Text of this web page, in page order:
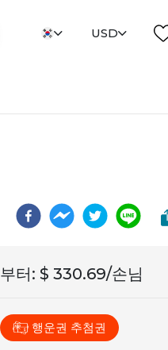
USD
부터: $ 330.69/손님
행운권 추첨권